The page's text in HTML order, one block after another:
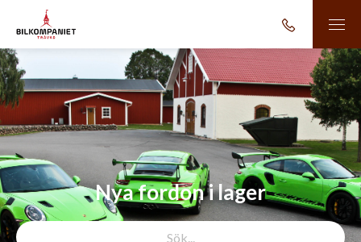
Nya fordon i lager